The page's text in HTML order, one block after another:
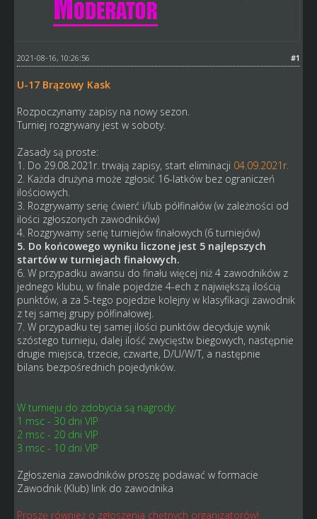
#1
2021-08-16, 10:26:56
U-17 Brązowy Kask
Rozpoczynamy zapisy na nowy sezon.
Turniej rozgrywany jest w soboty.
Zasady są proste:
1. Do 29.08.2021r. trwają zapisy, start eliminacji 04.09.2021r.
2. Każda drużyna może zgłosić 16-latków bez ograniczeń
ilościowych.
3. Rozgrywamy serię ćwierć i/lub półfinałów (w zależności od
ilości zgłoszonych zawodników)
4. Rozgrywamy serię turniejów finałowych (6 turniejów)
5. Do końcowego wyniku liczone jest 5 najlepszych
startów w turniejach finałowych.
6. W przypadku awansu do finału więcej niż 4 zawodników z
jednego klubu, w finale pojedzie 4-ech z największą ilością
punktów, a za 5-tego pojedzie kolejny w klasyfikacji zawodnik
z tej samej grupy półfinałowej.
7. W przypadku tej samej ilości punktów decyduje wynik
szóstego turnieju, dalej ilość zwycięstw biegowych, następnie
drugie miejsca, trzecie, czwarte, D/U/W/T, a następnie
bilans bezpośrednich pojedynków.
W turnieju do zdobycia są nagrody:
1 msc - 30 dni VIP
2 msc - 20 dni VIP
3 msc - 10 dni VIP
Zgłoszenia zawodników proszę podawać w formacie
Zawodnik (Klub) link do zawodnika
Proszę również o zgłoszenia chętnych organizatorów!